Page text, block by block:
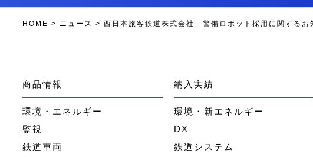
HOME > ニュース > 西日本旅客鉄道株式会社 警備ロボット採用に関するお
商品情報
環境・エネルギー
監視
鉄道車両
納入実績
環境・新エネルギー
DX
鉄道システム